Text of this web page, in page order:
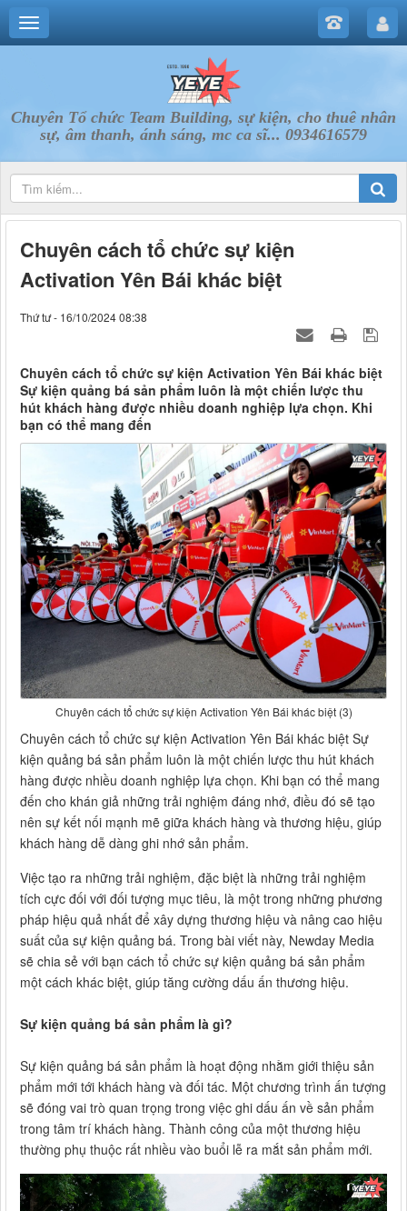
Chuyên Tổ chức Team Building, sự kiện, cho thuê nhân
sự, âm thanh, ánh sáng, mc ca sĩ... 0934616579
Chuyên cách tổ chức sự kiện
Activation Yên Bái khác biệt
Thứ tư - 16/10/2024 08:38
Chuyên cách tổ chức sự kiện Activation Yên Bái khác biệt
Sự kiện quảng bá sản phẩm luôn là một chiến lược thu
hút khách hàng được nhiều doanh nghiệp lựa chọn. Khi
bạn có thể mang đến
Chuyên cách tổ chức sự kiện Activation Yên Bái khác biệt (3)
Chuyên cách tổ chức sự kiện Activation Yên Bái khác biệt Sự
kiện quảng bá sản phẩm luôn là một chiến lược thu hút khách
hàng được nhiều doanh nghiệp lựa chọn. Khi bạn có thể mang
đến cho khán giả những trải nghiệm đáng nhớ, điều đó sẽ tạo
nên sự kết nối mạnh mẽ giữa khách hàng và thương hiệu, giúp
khách hàng dễ dàng ghi nhớ sản phẩm.
Việc tạo ra những trải nghiệm, đặc biệt là những trải nghiệm
tích cực đối với đối tượng mục tiêu, là một trong những phương
pháp hiệu quả nhất để xây dựng thương hiệu và nâng cao hiệu
suất của sự kiện quảng bá. Trong bài viết này, Newday Media
sẽ chia sẻ với bạn cách tổ chức sự kiện quảng bá sản phẩm
một cách khác biệt, giúp tăng cường dấu ấn thương hiệu.
Sự kiện quảng bá sản phẩm là gì?
Sự kiện quảng bá sản phẩm là hoạt động nhằm giới thiệu sản
phẩm mới tới khách hàng và đối tác. Một chương trình ấn tượng
sẽ đóng vai trò quan trọng trong việc ghi dấu ấn về sản phẩm
trong tâm trí khách hàng. Thành công của một thương hiệu
thường phụ thuộc rất nhiều vào buổi lễ ra mắt sản phẩm mới.